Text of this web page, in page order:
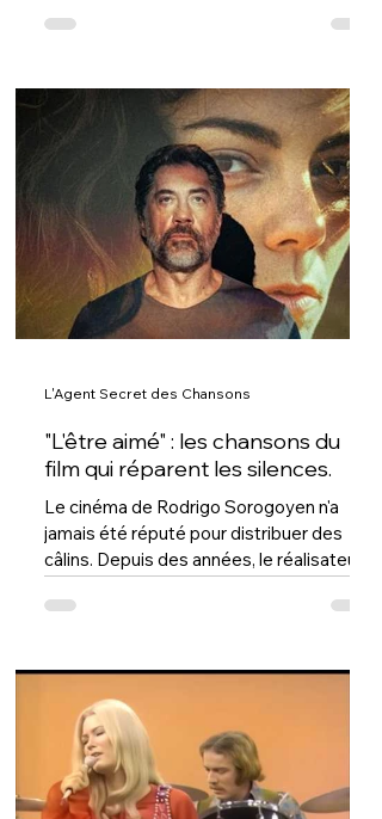
part, je n’associais pas forcément
chansons. Pourtant, après The Plan dans
Tenet, il récidive avec L'Odyssée. Cette
fois, il confie le générique de fin à un trio :
Travis Scott, James Blake et Ludwig
Göransson. Leur création, When I'm
home, vient prolonger l’émotion du
spectacle. Mais avant d'arriver à cette
chanson, pa
"L'être aimé" : les chansons du
film qui réparent les silences.
Le cinéma de Rodrigo Sorogoyen n'a
jamais été réputé pour distribuer des
câlins. Depuis des années, le réalisateur
personnages dans des situations où la
poursuit cette exploration des failles
retrouve une fois encore son fidèle
compositeur Olivier Arson. Après Que
Dios nos perdone, El Reino, Madre,
Antidisturbios et As bestas, les deux
L'Agent Secret des Chansons